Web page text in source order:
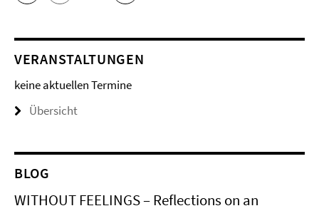
VERANSTALTUNGEN
keine aktuellen Termine
Übersicht
BLOG
WITHOUT FEELINGS – Reflections on an